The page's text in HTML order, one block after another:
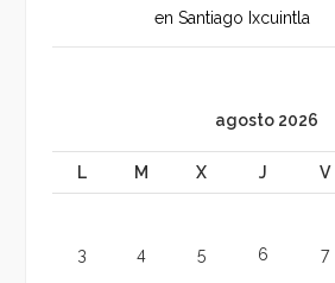
en Santiago Ixcuintla
agosto 2026
L M X J V
3 4 5 6 7